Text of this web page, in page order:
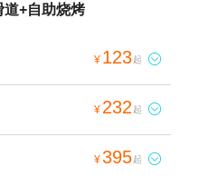
道+自助烧烤
¥ 123起 
¥ 232 起 
¥395起 